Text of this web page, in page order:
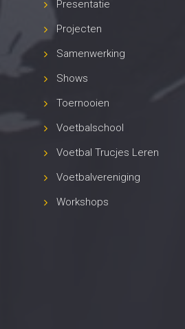
Presentatie
Projecten
Samenwerking
Shows
Toernooien
Voetbalschool
Voetbal Trucjes Leren
Voetbalvereniging
Workshops